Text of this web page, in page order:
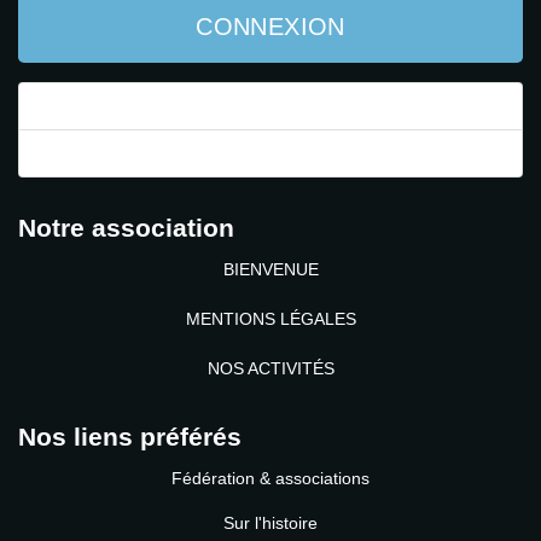
CONNEXION
Notre association
BIENVENUE
MENTIONS LÉGALES
NOS ACTIVITÉS
Nos liens préférés
Fédération & associations
Sur l'histoire